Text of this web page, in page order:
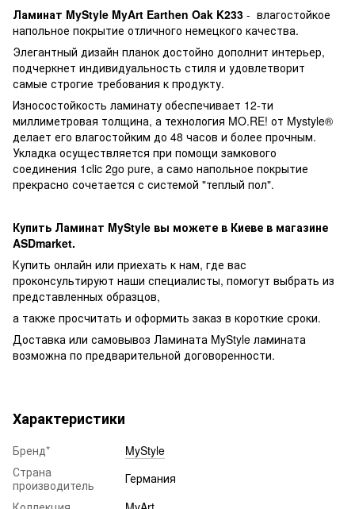
Ламинат MyStyle MyArt Earthen Oak K233 - влагостойкое
напольное покрытие отличного немецкого качества.
Элегантный дизайн планок достойно дополнит интерьер,
подчеркнет индивидуальность стиля и удовлетворит
самые строгие требования к продукту.
Износостойкость ламинату обеспечивает 12-ти
миллиметровая толщина, а технология MO.RE! от Mystyle®
делает его влагостойким до 48 часов и более прочным.
Укладка осуществляется при помощи замкового
соединения 1clic 2go pure, а само напольное покрытие
прекрасно сочетается с системой "теплый пол".
Купить Ламинат MyStyle вы можете в Киеве в магазине
ASDmarket.
Купить онлайн или приехать к нам, где вас
проконсультируют наши специалисты, помогут выбрать из
представленных образцов,
а также просчитать и оформить заказ в короткие сроки.
Доставка или самовывоз Ламината MyStyle ламината
возможна по предварительной договоренности.
Характеристики
Бренд*
MyStyle
Страна
производитель
Германия